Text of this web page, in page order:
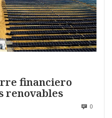
financiero
renovables
0